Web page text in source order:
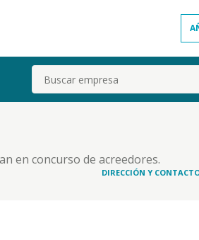
Buscar
en concurso de acreedores.
DIRECCIÓN Y